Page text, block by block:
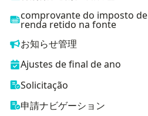
comprovante do imposto de
renda retido na fonte
お知らせ管理
Ajustes de final de ano
Solicitação
申請ナビゲーション